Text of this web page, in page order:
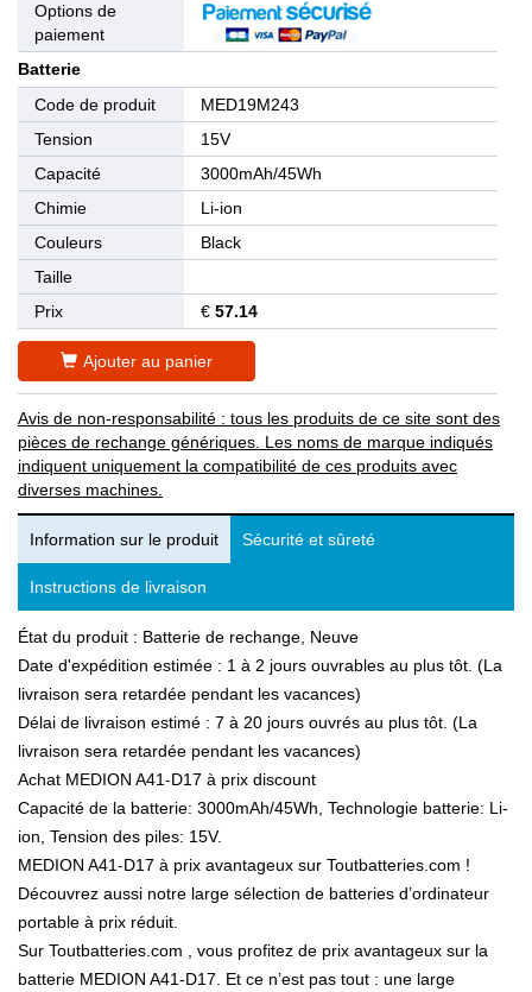
Options de
paiement
Batterie
Code de produit
MED19M243
Tension
15V
Capacité
3000mAh/45Wh
Chimie
Li-ion
Couleurs
Black
Taille
Prix
€ 57.14
Ajouter au panier
Avis de non-responsabilité : tous les produits de ce site sont des
pièces de rechange génériques. Les noms de marque indiqués
indiquent uniquement la compatibilité de ces produits avec
diverses machines.
Information sur le produit Sécurité et sûreté
Instructions de livraison
État du produit : Batterie de rechange, Neuve
Date d'expédition estimée : 1 à 2 jours ouvrables au plus tôt. (La
livraison sera retardée pendant les vacances)
Délai de livraison estimé : 7 à 20 jours ouvrés au plus tôt. (La
livraison sera retardée pendant les vacances)
Achat MEDION A41-D17 à prix discount
Capacité de la batterie: 3000mAh/45Wh, Technologie batterie: Li-
ion, Tension des piles: 15V.
MEDION A41-D17 à prix avantageux sur Toutbatteries.com !
Découvrez aussi notre large sélection de batteries d’ordinateur
portable à prix réduit.
Sur Toutbatteries.com , vous profitez de prix avantageux sur la
batterie MEDION A41-D17. Et ce n’est pas tout : une large